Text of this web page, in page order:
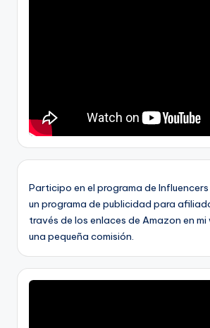
Participo en el programa de
un programa de publicidad para
través de los enlaces de Amazon en
una pequeña comisión.